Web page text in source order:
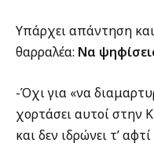
Υπάρχει απάντηση
θαρραλέα: Να
-Όχι για «να
χορτάσει αυτοί στην
και δεν ιδρώνει τ’